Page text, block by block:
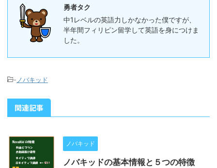
勇者タク
中1レベルの英語力しかなかった僕ですが、
半年間フィリピン留学して英語を身につけま
した。
-ノバキッド
関連記事
ノバキッド
ノバキッドの基本情報と５つの特徴